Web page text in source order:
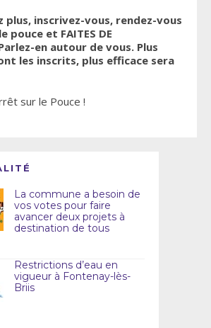
plus, inscrivez-vous, rendez-vous
pouce et FAITES DE
Parlez-en autour de vous. Plus
les inscrits, plus efficace sera
sur le Pouce !
La commune a besoin de
vos votes pour faire
avancer deux projets à
destination de tous
Restrictions d’eau en
vigueur à Fontenay-lès-
Briis